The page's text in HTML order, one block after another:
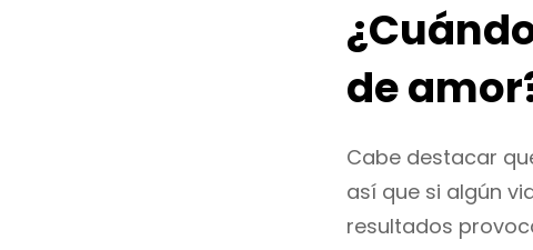
de
Cabe destacar
así que si algún
resultados